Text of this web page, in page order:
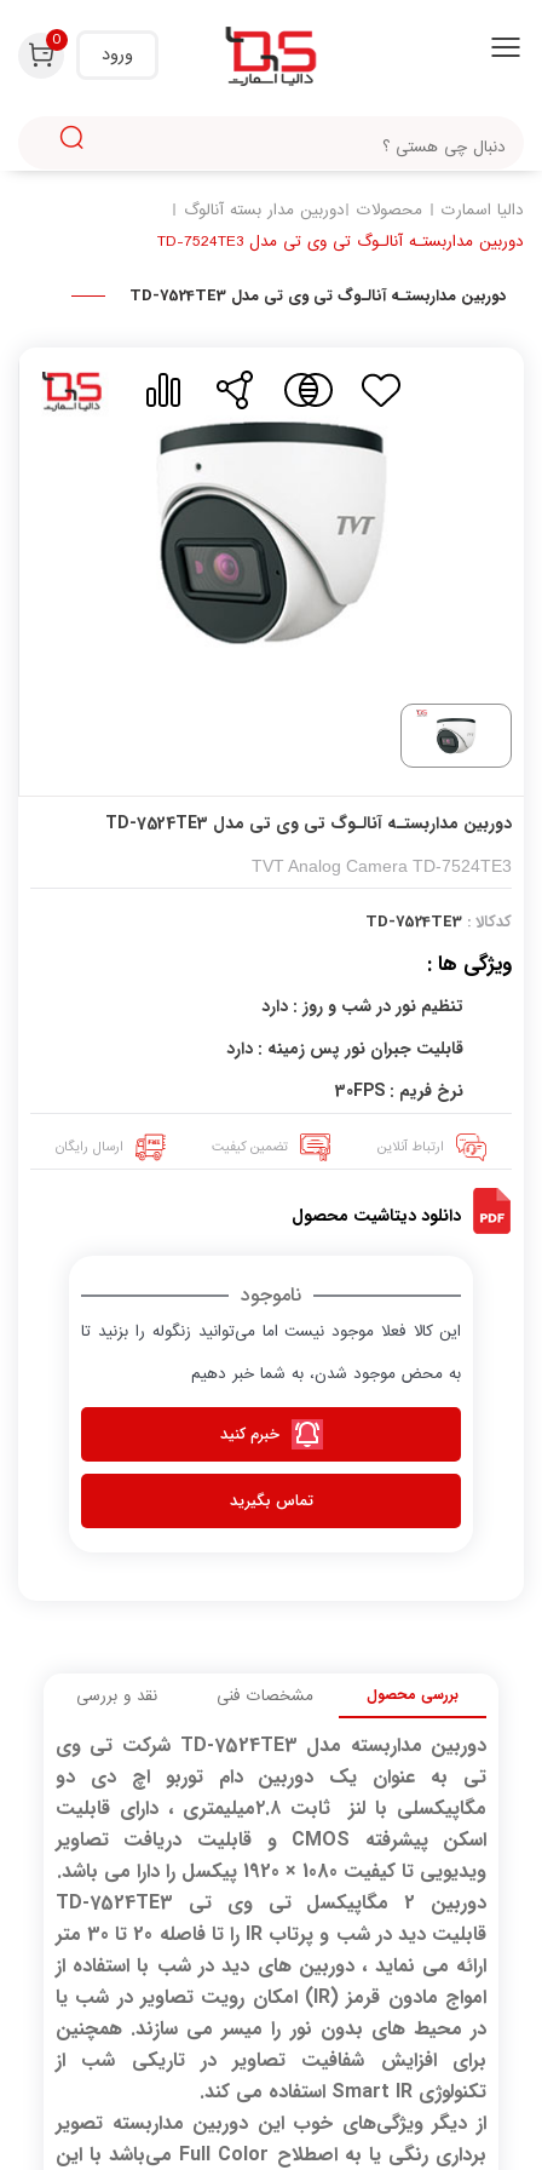
ورود
0
دالیا اسمارت محصولات دوربین مدار بسته آنالوگ
دوربین مداربستـه آنالـوگ تی وی تی مدل TD-7524TE3
دوربین مداربستـه آنالـوگ تی وی تی مدل TD-7524TE3
دوربین مداربستـه آنالـوگ تی وی تی مدل TD-7524TE3
TVT Analog Camera TD-7524TE3
کدکالا : TD-7524TE3
ویژگی ها :
تنظیم نور در شب و روز : دارد
قابلیت جبران نور پس زمینه : دارد
نرخ فریم : 30FPS
ارتباط آنلاین تضمین کیفیت ارسال رایگان
دانلود دیتاشیت محصول
ناموجود
این کالا فعلا موجود نیست اما می‌توانید زنگوله را بزنید تا
به محض موجود شدن، به شما خبر دهیم
خبرم کنید
تماس بگیرید
بررسی محصول مشخصات فنی نقد و بررسی
دوربین مداربسته مدل TD-7524TE3 شرکت تی وی
تی به عنوان یک دوربین دام توربو اچ دی دو
مگاپیکسلی با لنز ثابت ۲.۸میلیمتری ، دارای قابلیت
اسکن پیشرفته CMOS و قابلیت دریافت تصاویر
ویدیویی تا کیفیت 1080 × 1920 پیکسل را دارا می باشد.
دوربین 2 مگاپیکسل تی وی تی TD-7524TE3
قابلیت دید در شب و پرتاب IR را تا فاصله 20 تا 30 متر
ارائه می نماید ، دوربین های دید در شب با استفاده از
امواج مادون قرمز (IR) امکان رویت تصاویر در شب یا
در محیط های بدون نور را میسر می سازند. همچنین
برای افزایش شفافیت تصاویر در تاریکی شب از
تکنولوژی Smart IR استفاده می کند.
از دیگر ویژگی‌های خوب این دوربین مداربسته تصویر
برداری رنگی یا به اصطلاح Full Color می‌باشد با این